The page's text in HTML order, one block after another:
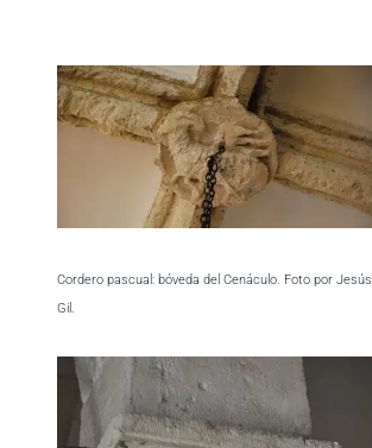
Cordero pascual: bóveda del Cenáculo. Foto por Jesús
Gil.